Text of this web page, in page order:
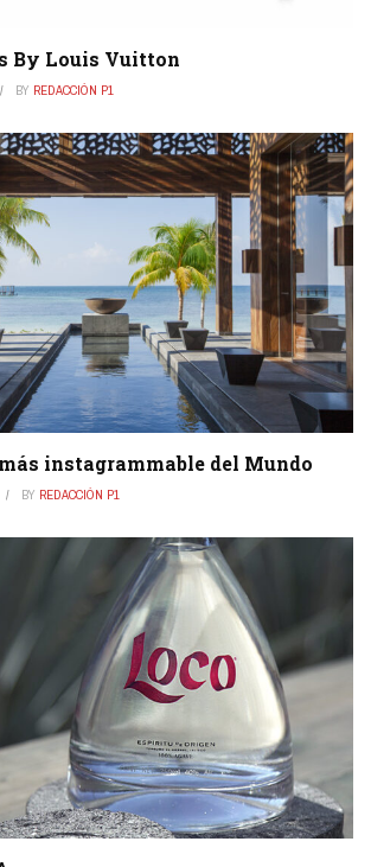
By Louis Vuitton
BY REDACCIÓN P1
instagrammable del Mundo
BY REDACCIÓN P1